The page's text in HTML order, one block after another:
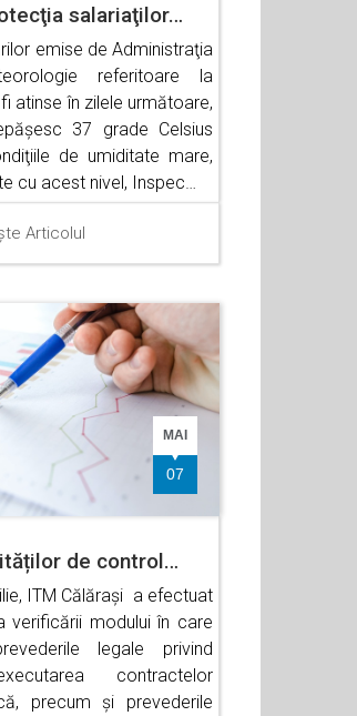
salariaţilor…
emise de Administraţia
referitoare la
atinse în zilele următoare,
37 grade Celsius
de umiditate mare,
cu acest nivel, Inspec…
Articolul
MAI
07
de control…
ITM Călărași a efectuat
verificării modului în care
legale privind
contractelor
precum și prevederile